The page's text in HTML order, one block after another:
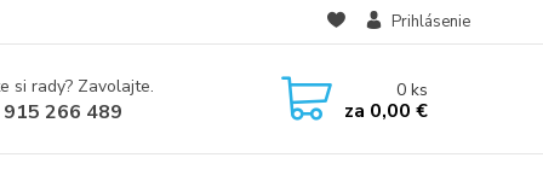
Prihlásenie
si rady? Zavolajte.
266 489
0ks
za 0,00 €